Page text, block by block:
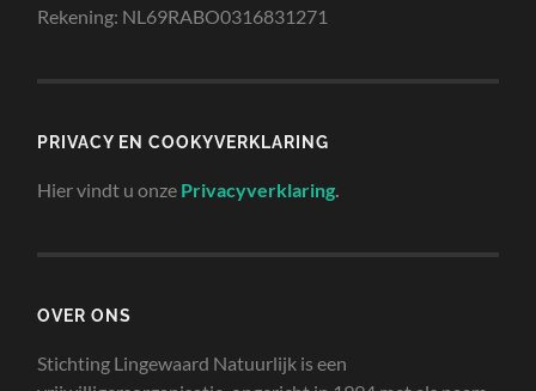
Rekening: NL69RABO0316831271
PRIVACY EN COOKYVERKLARING
Hier vindt u onze Privacyverklaring.
OVER ONS
Stichting Lingewaard Natuurlijk is een